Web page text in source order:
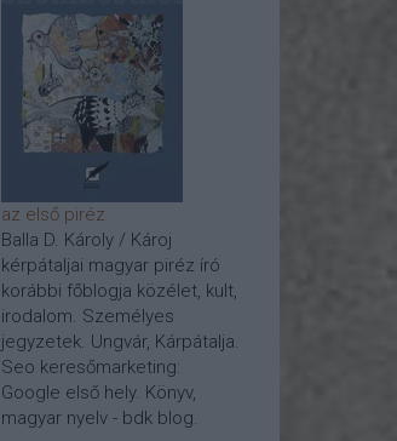
az első piréz
Balla D. Károly / Károj
kérpátaljai magyar piréz író
korábbi főblogja közélet, kult,
irodalom. Személyes
jegyzetek. Ungvár, Kárpátalja.
Seo keresőmarketing:
Google első hely. Könyv,
magyar nyelv - bdk blog.